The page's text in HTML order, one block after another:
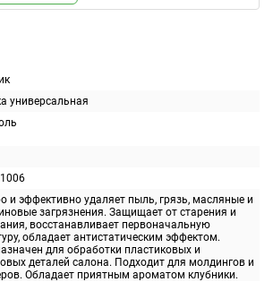
универсальная
и эффективно удаляет пыль, грязь, масляные и
загрязнения. Защищает от старения и
восстанавливает первоначальную
обладает антистатическим эффектом.
для обработки пластиковых и
деталей салона. Подходит для молдингов и
Обладает приятным ароматом клубники.